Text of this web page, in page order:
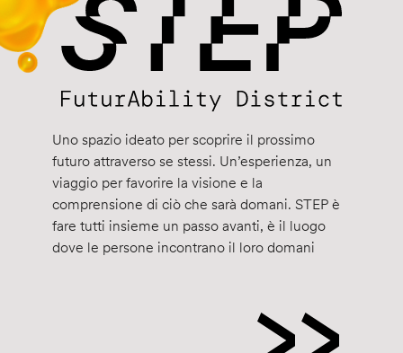
Uno spazio ideato per scoprire il prossimo
futuro attraverso se stessi. Un’esperienza, un
viaggio per favorire la visione e la
comprensione di ciò che sarà domani. STEP è
fare tutti insieme un passo avanti, è il luogo
dove le persone incontrano il loro domani